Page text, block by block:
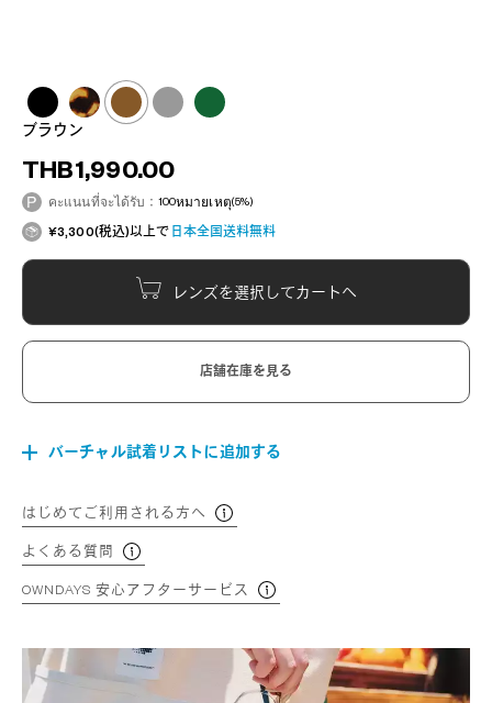
ブラウン
THB1,990.00
คะแนนที่จะได้รับ：100หมายเหตุ(5%)
¥3,300(税込)以上で 日本全国送料無料
レンズを選択してカートへ
店舗在庫を見る
バーチャル試着リストに追加する
はじめてご利用される方へ
よくある質問
OWNDAYS 安心アフターサービス